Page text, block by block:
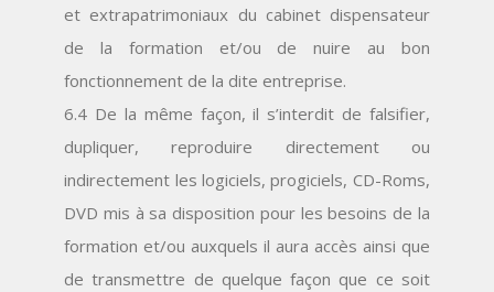
et extrapatrimoniaux du cabinet dispensateur
de la formation et/ou de nuire au bon
fonctionnement de la dite entreprise.
6.4 De la même façon, il s’interdit de falsifier,
dupliquer, reproduire directement ou
indirectement les logiciels, progiciels, CD-Roms,
DVD mis à sa disposition pour les besoins de la
formation et/ou auxquels il aura accès ainsi que
de transmettre de quelque façon que ce soit